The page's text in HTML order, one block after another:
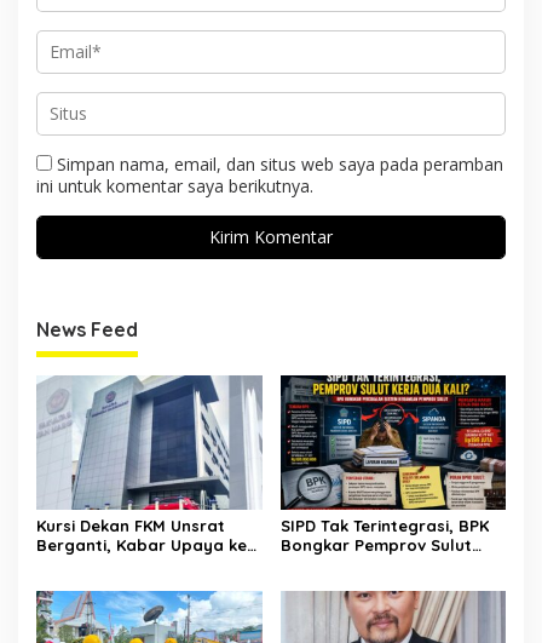
Simpan nama, email, dan situs web saya pada peramban
ini untuk komentar saya berikutnya.
News Feed
Kursi Dekan FKM Unsrat
Berganti, Kabar Upaya ke
SIPD Tak Terintegrasi, BPK
Bongkar Pemprov Sulut